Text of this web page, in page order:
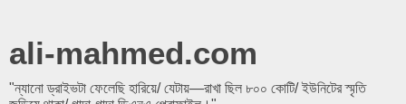
ali-mahmed.com
"ন্যানো ড্রাইভটা ফেলেছি হারিয়ে/ যেটায়—রাখা ছিল ৮০০ কোটি/ ইউনিটের স্মৃতি